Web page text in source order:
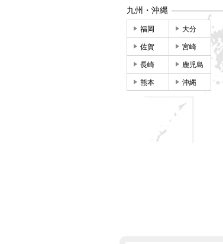
九州・沖縄
福岡 大分
佐賀 宮崎
長崎 鹿児島
熊本 沖縄